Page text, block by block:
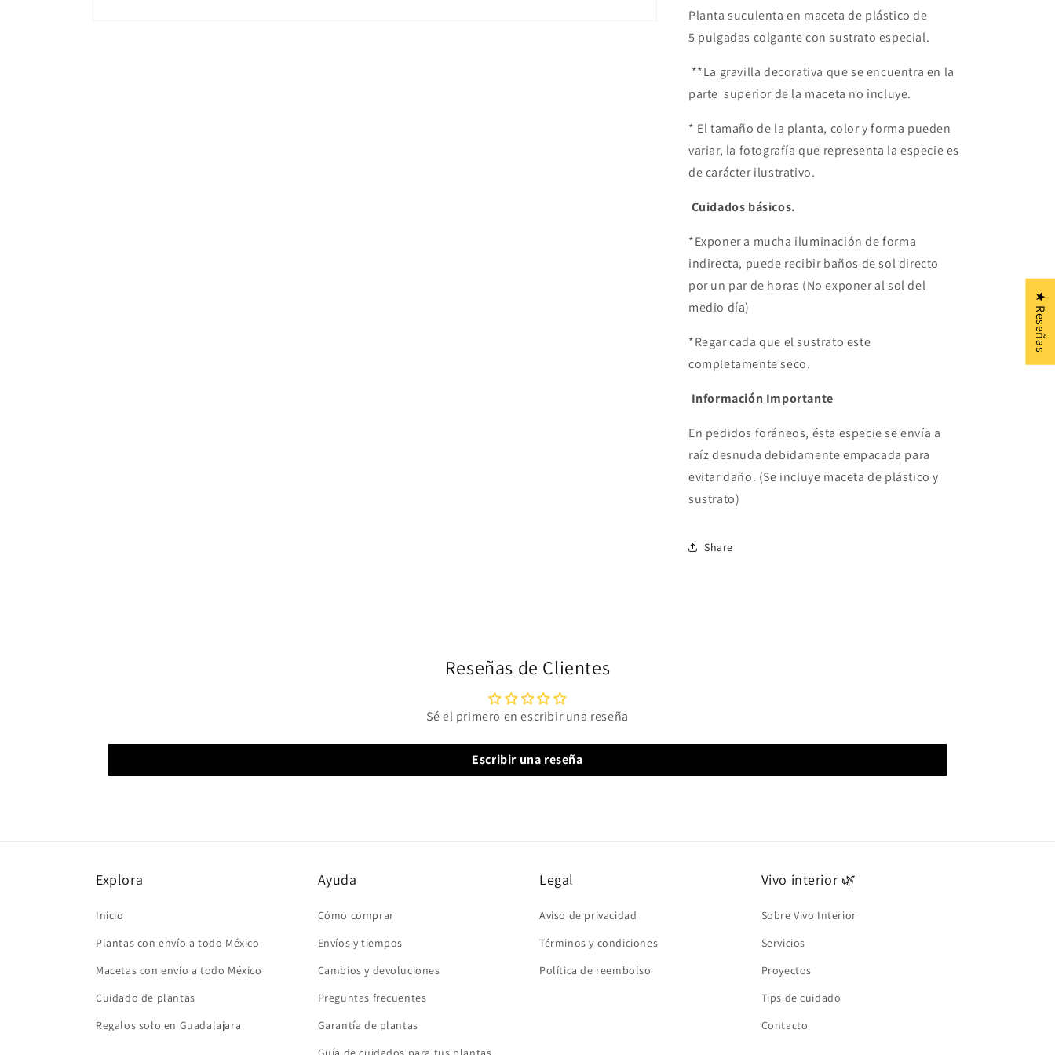
Planta suculenta en maceta de plástico de
5 pulgadas colgante con sustrato especial.
**La gravilla decorativa que se encuentra en la
parte superior de la maceta no incluye.
* El tamaño de la planta, color y forma pueden
variar, la fotografía que representa la especie es
de carácter ilustrativo.
Cuidados básicos.
*Exponer a mucha iluminación de forma
indirecta, puede recibir baños de sol directo
por un par de horas (No exponer al sol del
medio día)
*Regar cada que el sustrato este
completamente seco.
Información Importante
En pedidos foráneos, ésta especie se envía a
raíz desnuda debidamente empacada para
evitar daño. (Se incluye maceta de plástico y
sustrato)
Share
Reseñas de Clientes
Sé el primero en escribir una reseña
Escribir una reseña
Explora
Inicio
Plantas con envío a todo México
Macetas con envío a todo México
Cuidado de plantas
Regalos solo en Guadalajara
Ayuda
Cómo comprar
Envíos y tiempos
Cambios y devoluciones
Preguntas frecuentes
Garantía de plantas
Legal
Aviso de privacidad
Términos y condiciones
Política de reembolso
Vivo interior 🌿
Sobre Vivo Interior
Servicios
Proyectos
Tips de cuidado
Contacto
★ Reseñas